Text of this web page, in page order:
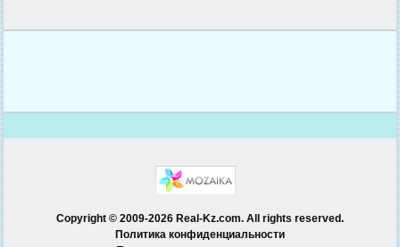
Copyright © 2009-2026 Real-Kz.com. All rights reserved.
Политика конфиденциальности